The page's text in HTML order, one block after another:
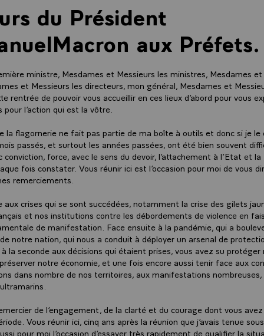
du Président
aux Préfets.
ministre, Mesdames et Messieurs les ministres, Mesdames
et Messieurs les directeurs, mon général, Mesdames et
rentrée de pouvoir vous accueillir en ces lieux d’abord pour vous
l’action qui est la vôtre.
la flagornerie ne fait pas partie de ma boîte à outils et donc si je le
passés, et surtout les années passées, ont été bien souvent
conviction, force, avec le sens du devoir, l’attachement à l’Etat et la
fois constater. Vous réunir ici est l’occasion pour moi de vous
remerciements.
aux crises qui se sont succédées, notamment la crise des gilets
et nos institutions contre les débordements de violence en
de manifestation. Face ensuite à la pandémie, qui a
notre nation, qui nous a conduit à déployer un arsenal de
la seconde aux décisions qui étaient prises, vous avez su protéger
notre économie, et une fois encore aussi tenir face aux
dans nombre de nos territoires, aux manifestations
de l’engagement, de la clarté et du courage dont vous
Vous réunir ici, cinq ans après la réunion que j’avais tenue
pour moi l’occasion d’essayer très rapidement de qualifier la